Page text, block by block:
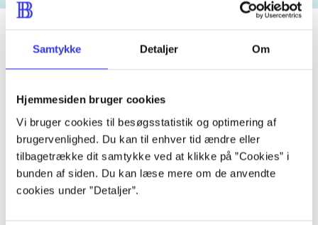
Samtykke Detaljer Om
Hjemmesiden bruger cookies
Vi bruger cookies til besøgsstatistik og optimering af
brugervenlighed. Du kan til enhver tid ændre eller
tilbagetrække dit samtykke ved at klikke på ”Cookies” i
bunden af siden. Du kan læse mere om de anvendte
cookies under ”Detaljer”.
Artiklen er en del af
lorem ipsum dolor sit amet ...
Tidsskrift
Artiklerne ihandler ofte om